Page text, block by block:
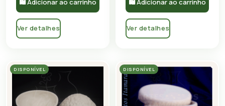
🛍 Adicionar ao carrinho
Ver detalhes
🛍 Adicionar ao carrinho
Ver detalhes
DISPONÍVEL DISPONÍVEL